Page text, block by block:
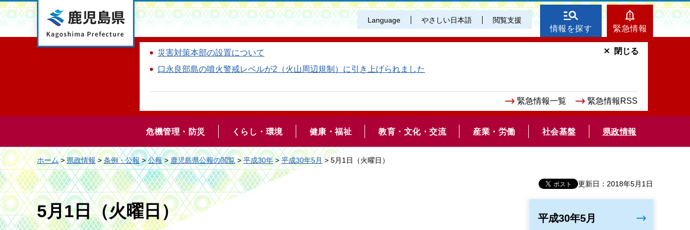
鹿児島県 Language やさしい日本語 閲覧支援
情報を探す 緊急情報
災害対策本部の設置について
口永良部島の噴火警戒レベルが2（火山周辺規制）に引き上げられました
緊急情報一覧 緊急情報RSS
閉じる
危機管理・防災 くらし・環境 健康・福祉 教育・文化・交流 産業・労働 社会基盤 県政情報
ホーム>県政情報>条例・公報>公報>鹿児島県公報の閲覧>平成30年>平成30年5月> 5月1日（火曜日）
更新日：2018年5月1日
5月1日（火曜日） 平成30年5月